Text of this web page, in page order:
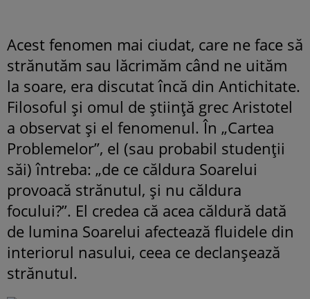
Acest fenomen mai ciudat, care ne face să
strănutăm sau lăcrimăm când ne uităm
la soare, era discutat încă din Antichitate.
Filosoful și omul de știință grec Aristotel
a observat și el fenomenul. În „Cartea
Problemelor”, el (sau probabil studenții
săi) întreba: „de ce căldura Soarelui
provoacă strănutul, și nu căldura
focului?”. El credea că acea căldură dată
de lumina Soarelui afectează fluidele din
interiorul nasului, ceea ce declanșează
strănutul.